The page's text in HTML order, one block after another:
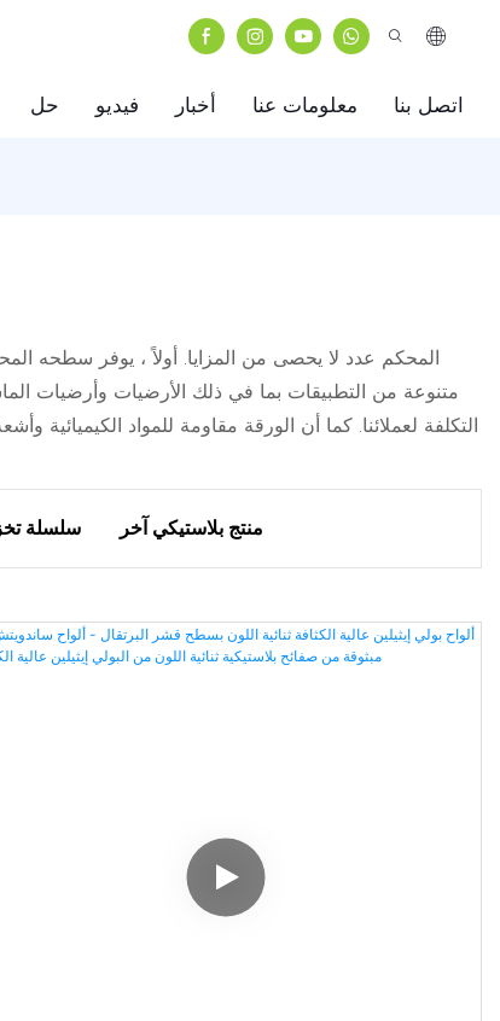
حل فيديو أخبار معلومات عنا اتصل بنا
متنوعة من التطبيقات بما في ذلك الأرضيات وأرضيات
التكلفة لعملائنا. كما أن الورقة مقاومة للمواد
سلسلة منتج بلاستيكي آخر